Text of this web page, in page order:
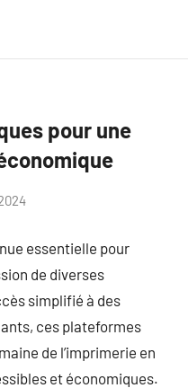
pour une
essentielle pour
de diverses
simplifié à des
ces plateformes
de l’imprimerie en
et économiques.